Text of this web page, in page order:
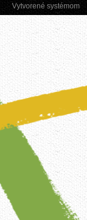
Vytvorené systémom